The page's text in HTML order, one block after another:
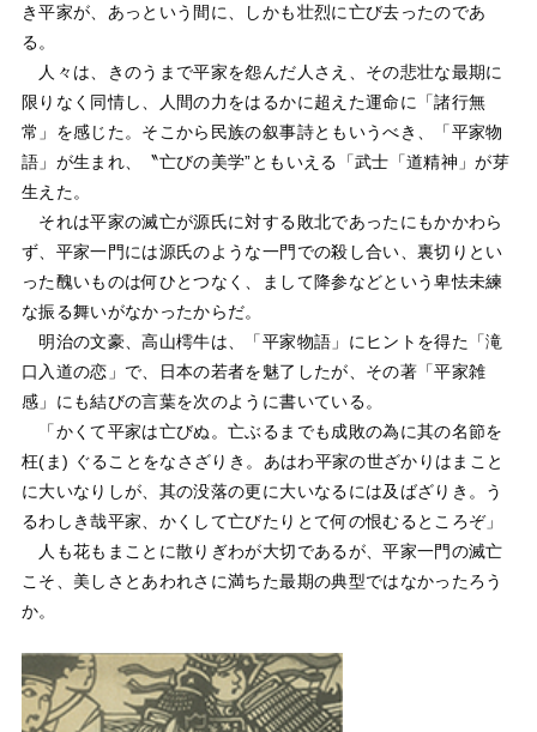
き平家が、あっという間に、しかも壮烈に亡び去ったのであ
る。
人々は、きのうまで平家を怨んだ人さえ、その悲壮な最期に
限りなく同情し、人間の力をはるかに超えた運命に「諸行無
常」を感じた。そこから民族の叙事詩ともいうべき、「平家物
語」が生まれ、〝亡びの美学”ともいえる「武士「道精神」が芽
生えた。
それは平家の滅亡が源氏に対する敗北であったにもかかわら
ず、平家一門には源氏のような一門での殺し合い、裏切りとい
った醜いものは何ひとつなく、まして降参などという卑怯未練
な振る舞いがなかったからだ。
明治の文豪、高山樗牛は、「平家物語」にヒントを得た「滝
口入道の恋」で、日本の若者を魅了したが、その著「平家雑
感」にも結びの言葉を次のように書いている。
「かくて平家は亡びぬ。亡ぶるまでも成敗の為に其の名節を
枉(ま) ぐることをなさざりき。あはわ平家の世ざかりはまこと
に大いなりしが、其の没落の更に大いなるには及ばざりき。う
るわしき哉平家、かくして亡びたりとて何の恨むるところぞ」
人も花もまことに散りぎわが大切であるが、平家一門の滅亡
こそ、美しさとあわれさに満ちた最期の典型ではなかったろう
か。